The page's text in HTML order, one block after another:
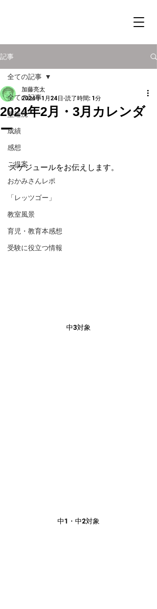
記事
全ての記事
塾近況
成績
感想
ご提案
おかみさんレポ
「レッツゴー」
教室風景
育児・教育本感想
受験に役立つ情報
全ての記事
2024年2月・3月カレンダ
ー
加藤亮太
2024年1月24日 読了時間: 1分
スケジュールをお伝えします。
中3対象
中1・中2対象